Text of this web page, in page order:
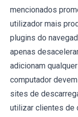
mencionados
utilizador mais
plugins do
apenas
adicionam
computador
sites de
utilizar clientes de